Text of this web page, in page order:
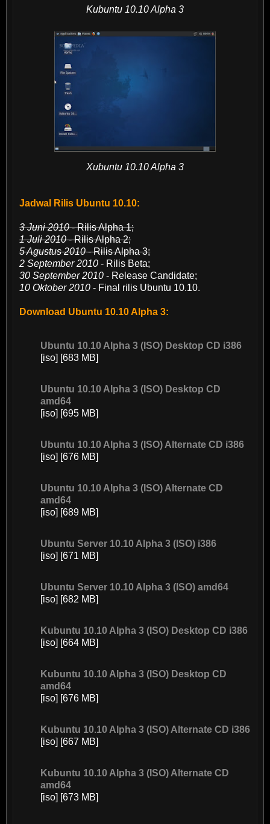
Kubuntu 10.10 Alpha 3
Xubuntu 10.10 Alpha 3
Jadwal Rilis Ubuntu 10.10:
3 Juni 2010- Rilis Alpha 1;
1 Juli 2010- Rilis Alpha 2;
5 Agustus 2010- Rilis Alpha 3;
2 September 2010 - Rilis Beta;
30 September 2010 - Release Candidate;
10 Oktober 2010 - Final rilis Ubuntu 10.10.
Download Ubuntu 10.10 Alpha 3:
Ubuntu 10.10 Alpha 3 (ISO) Desktop CD i386
[iso] [683 MB]
Ubuntu 10.10 Alpha 3 (ISO) Desktop CD
amd64
[iso] [695 MB]
Ubuntu 10.10 Alpha 3 (ISO) Alternate CD i386
[iso] [676 MB]
Ubuntu 10.10 Alpha 3 (ISO) Alternate CD
amd64
[iso] [689 MB]
Ubuntu Server 10.10 Alpha 3 (ISO) i386
[iso] [671 MB]
Ubuntu Server 10.10 Alpha 3 (ISO) amd64
[iso] [682 MB]
Kubuntu 10.10 Alpha 3 (ISO) Desktop CD i386
[iso] [664 MB]
Kubuntu 10.10 Alpha 3 (ISO) Desktop CD
amd64
[iso] [676 MB]
Kubuntu 10.10 Alpha 3 (ISO) Alternate CD i386
[iso] [667 MB]
Kubuntu 10.10 Alpha 3 (ISO) Alternate CD
amd64
[iso] [673 MB]